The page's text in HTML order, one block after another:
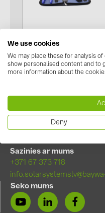
Saules paneļi (19)
Invertori (105)
Enerģijas uzglabāšana
E-Mobilitāte (19)
RAŽOTĀJI
ABB (21)
AIKO Solar (2)
griešanai un izolācijai
(2)
Sazinies ar mums
+371 67 373 718
Seko mums
We use cookies
We may place these for analysis
show personalised content and to
more information about the
Deny